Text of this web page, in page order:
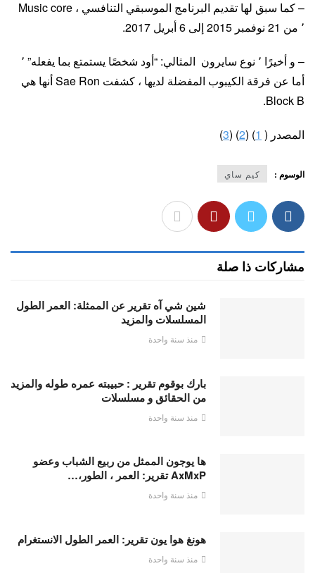
٬ من 21 نوفمبر 2015 إلى 6 أبريل 2017.
– و أخيرًا ٬ نوع سايرون المثالي: “أود شخصًا يستمتع بما يفعله” ٬
أما عن فرقة الكيبوب المفضلة لديها ، كشفت Sae Ron أنها هي
Block B.
المصدر ( 1
) (
2
) (
3
)
الوسوم : كيم ساي
مشاركات ذا صلة
شين شي آه تقرير عن الممثلة: العمر الطول
المسلسلات والمزيد
منذ سنة واحدة
بارك بوقوم تقرير : حبيبته عمره طوله والمزيد
من الحقائق و مسلسلات
منذ سنة واحدة
ها يوجون الممثل من ربيع الشباب وعضو
AxMxP تقرير: العمر ، الطور،…
منذ سنة واحدة
هونغ هوا يون تقرير: العمر الطول الانستغرام
منذ سنة واحدة